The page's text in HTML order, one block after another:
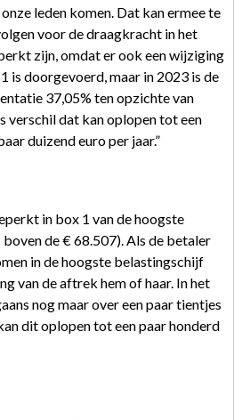
leden komen. Dat kan ermee te
voor de draagkracht in het
zijn, omdat er ook een wijziging
is doorgevoerd, maar in 2023 is de
37,05% ten opzichte van
verschil dat kan oplopen tot een
duizend euro per jaar.”
in box 1 van de hoogste
de € 68.507). Als de betaler
in de hoogste belastingschijf
van de aftrek hem of haar. In het
nog maar over een paar tientjes
dit oplopen tot een paar honderd